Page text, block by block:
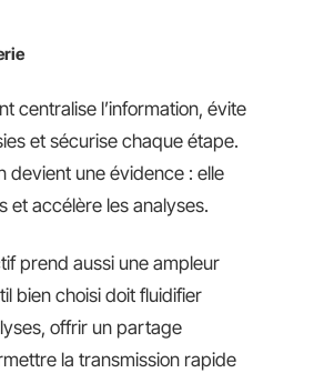
centralise l’information, évite
et sécurise chaque étape.
devient une évidence : elle
et accélère les analyses.
prend aussi une ampleur
bien choisi doit fluidifier
offrir un partage
la transmission rapide